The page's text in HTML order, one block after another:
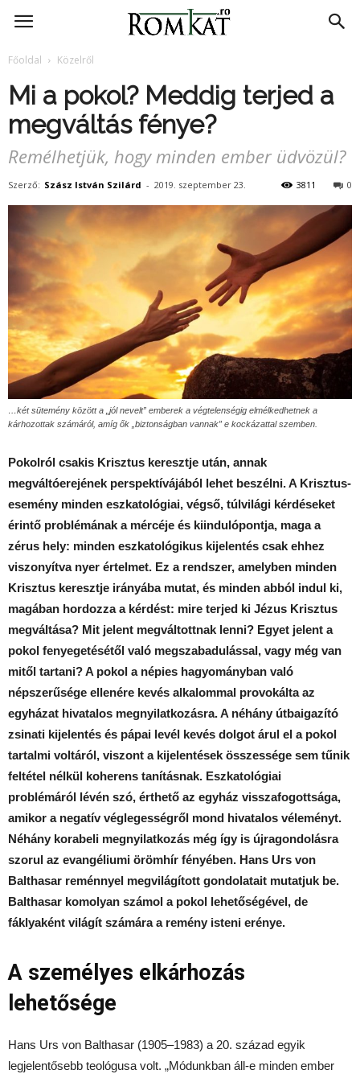
RomKat.ro
Főoldal Közelről
Mi a pokol? Meddig terjed a
megváltás fénye?
Remélhetjük, hogy minden ember üdvözül?
Szerző: Szász István Szilárd - 2019. szeptember 23. 0
3811
…két sütemény között a „jól nevelt” emberek a végtelenségig elmélkedhetnek a
kárhozottak számáról, amíg ők „biztonságban vannak” e kockázattal szemben.
Pokolról csakis Krisztus keresztje után, annak
megváltóerejének perspektívájából lehet beszélni. A Krisztus-
esemény minden eszkatológiai, végső, túlvilági kérdéseket
érintő problémának a mércéje és kiindulópontja, maga a
zérus hely: minden eszkatológikus kijelentés csak ehhez
viszonyítva nyer értelmet. Ez a rendszer, amelyben minden
Krisztus keresztje irányába mutat, és minden abból indul ki,
magában hordozza a kérdést: mire terjed ki Jézus Krisztus
megváltása? Mit jelent megváltottnak lenni? Egyet jelent a
pokol fenyegetésétől való megszabadulással, vagy még van
mitől tartani? A pokol a népies hagyományban való
népszerűsége ellenére kevés alkalommal provokálta az
egyházat hivatalos megnyilatkozásra. A néhány útbaigazító
zsinati kijelentés és pápai levél kevés dolgot árul el a pokol
tartalmi voltáról, viszont a kijelentések összessége sem tűnik
feltétel nélkül koherens tanításnak. Eszkatológiai
problémáról lévén szó, érthető az egyház visszafogottsága,
amikor a negatív véglegességről mond hivatalos véleményt.
Néhány korabeli megnyilatkozás még így is újragondolásra
szorul az evangéliumi örömhír fényében. Hans Urs von
Balthasar reménnyel megvilágított gondolatait mutatjuk be.
Balthasar komolyan számol a pokol lehetőségével, de
fáklyaként világít számára a remény isteni erénye.
A személyes elkárhozás
lehetősége
Hans Urs von Balthasar (1905–1983) a 20. század egyik
legjelentősebb teológusa volt. „Módunkban áll-e minden ember